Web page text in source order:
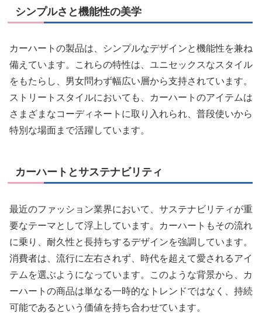
シンプルさと機能性の美学
カーハートの製品は、シンプルなデザインと機能性を兼ね
備えています。これらの特性は、ユニセックスなスタイル
をもたらし、男女問わず幅広い層から支持されています。
ストリートスタイルにおいても、カーハートのアイテムは
さまざまなコーディネートに取り入れられ、普段使いから
特別な場面まで活躍しています。
カーハートとサステナビリティ
最近のファッション業界において、サステナビリティが重
要なテーマとして浮上しています。カーハートもその流れ
に乗り、耐久性と長持ちするデザインを強調しています。
消費者は、流行に左右されず、時代を超えて愛されるアイ
テムを選ぶようになっています。このような背景から、カ
ーハートの商品は単なる一時的なトレンドではなく、持続
可能であるという価値を持ち合わせています。